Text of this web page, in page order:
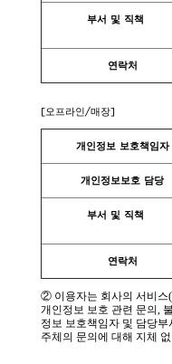
부서 및 직책
연락처
[오프라인/매장]
개인정보 보호책임자
개인정보보호 담당
부서 및 직책
연락처
② 이용자는 회사의 서비스
개인정보 보호 관련 문의,
정보 보호책임자 및 담당
주체의 문의에 대해 지체